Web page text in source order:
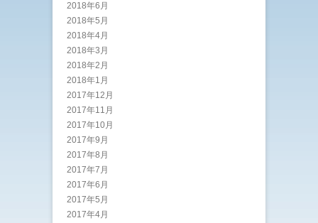
2018年6月
2018年5月
2018年4月
2018年3月
2018年2月
2018年1月
2017年12月
2017年11月
2017年10月
2017年9月
2017年8月
2017年7月
2017年6月
2017年5月
2017年4月